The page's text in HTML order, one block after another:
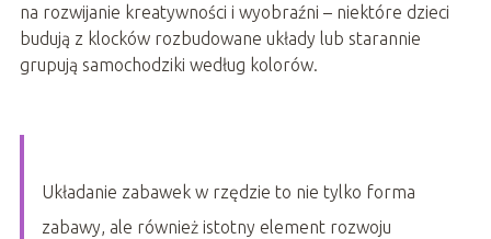
na rozwijanie kreatywności i wyobraźni – niektóre dzieci
budują z klocków rozbudowane układy lub starannie
grupują samochodziki według kolorów.
Układanie zabawek w rzędzie to nie tylko forma
zabawy, ale również istotny element rozwoju